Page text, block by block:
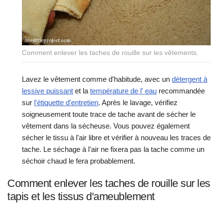
Comment enlever les taches de rouille sur les vêtements.
Lavez le vêtement comme d'habitude, avec un détergent à
lessive puissant et la température de l' eau recommandée
sur l'étiquette d'entretien. Après le lavage, vérifiez
soigneusement toute trace de tache avant de sécher le
vêtement dans la sécheuse. Vous pouvez également
sécher le tissu à l'air libre et vérifier à nouveau les traces de
tache. Le séchage à l'air ne fixera pas la tache comme un
séchoir chaud le fera probablement.
Comment enlever les taches de rouille sur les
tapis et les tissus d'ameublement